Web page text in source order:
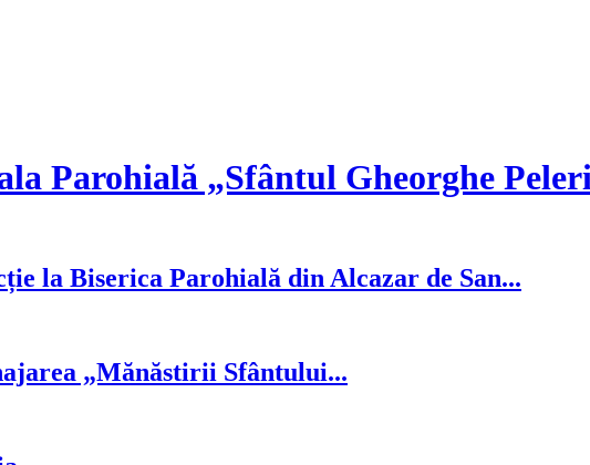
Parohială „Sfântul Gheorghe
la Biserica Parohială din Alcazar de San...
„Mănăstirii Sfântului...